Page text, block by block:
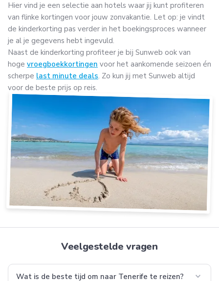
Hier vind je een selectie aan hotels waar jij kunt profiteren
van flinke kortingen voor jouw zonvakantie. Let op: je vindt
de kinderkorting pas verder in het boekingsproces wanneer
je al je gegevens hebt ingevuld.
Naast de kinderkorting profiteer je bij Sunweb ook van
hoge vroegboekkortingen voor het aankomende seizoen én
scherpe last minute deals. Zo kun jij met Sunweb altijd
voor de beste prijs op reis.
Veelgestelde vragen
Wat is de beste tijd om naar Tenerife te reizen? expand_more